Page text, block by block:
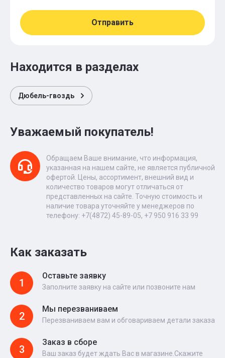
Отправить
Находится в разделах
Дюбель-гвоздь
Уважаемый покупатель!
Обращаем Ваше внимание, что информация,
указанная на нашем сайте, не является публичной
офертой. Цены, ассортимент, внешний вид и
количество товаров могут отличаться от
представленных на сайте. Точную стоимость и
наличие товара уточняйте у менеджеров по
телефону: +7(4872) 45-89-05, +7 950 916 33 99
Как заказать
1
Оставьте заявку
Заполните заявку на сайте или позвоните нам
2
Мы перезваниваем
Перезваниваем вам и обговариваем детали заказа
3
Заказ в сборе
Ваш заказ будет ждать Вас в магазине.Скажите